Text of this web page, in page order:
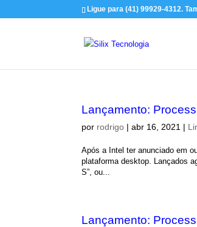
Ligue para (41) 99929-4312.
Lançamento:
por rodrigo |abr 16, 2021 |
Após a Intel ter anunciado em
plataforma desktop. Lançados
S”, ou...
Lançamento: